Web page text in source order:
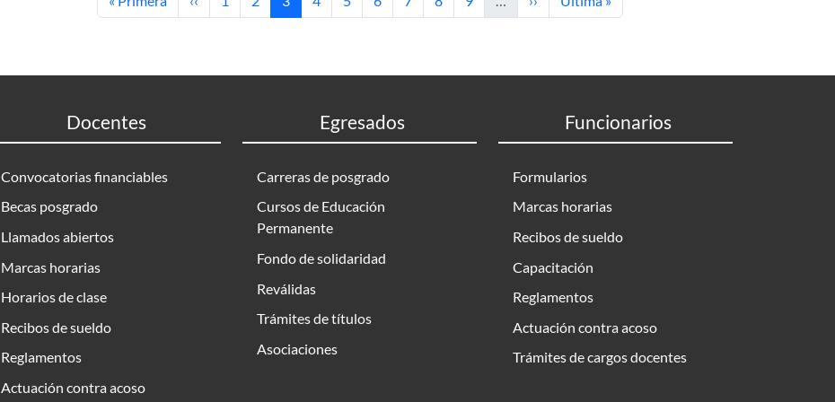
Docentes
Convocatorias financiables
Becas posgrado
Llamados abiertos
Marcas horarias
Horarios de clase
Recibos de sueldo
Reglamentos
Actuación contra acoso
Egresados
Carreras de posgrado
Cursos de Educación
Permanente
Fondo de solidaridad
Reválidas
Trámites de títulos
Asociaciones
Funcionarios
Formularios
Marcas horarias
Recibos de sueldo
Capacitación
Reglamentos
Actuación contra acoso
Trámites de cargos docentes